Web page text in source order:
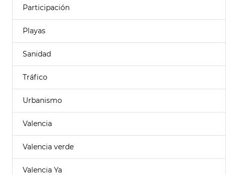
Participación
Playas
Sanidad
Tráfico
Urbanismo
Valencia
Valencia verde
Valencia Ya